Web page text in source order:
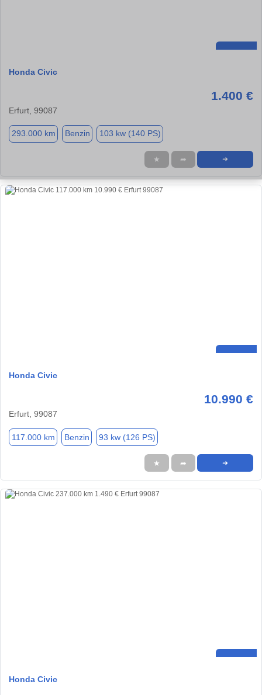
Honda Civic
1.400 €
Erfurt, 99087
293.000 km Benzin 103 kw (140 PS)
★ ➦ ➜
Honda Civic
10.990 €
Erfurt, 99087
117.000 km Benzin 93 kw (126 PS)
★ ➦ ➜
Honda Civic